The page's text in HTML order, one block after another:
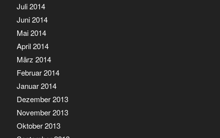
Juli 2014
Juni 2014
Mai 2014
April 2014
März 2014
Februar 2014
Januar 2014
Dezember 2013
November 2013
Oktober 2013